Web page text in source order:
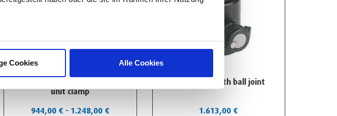
Cookies Alle Cookies
Quick-action rotary and pivot
unit clamp
944,00 € - 1.248,00 €
Swivel unit with ball joint
1.613,00 €